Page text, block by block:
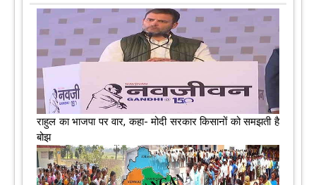
राहुल का भाजपा पर वार, कहा- मोदी सरकार किसानों को समझती है
बोझ